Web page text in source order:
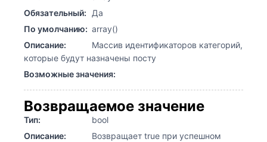
Обязательный:
Да
По умолчанию: array()
Описание:
Массив идентификаторов категорий,
которые будут назначены посту
Возможные значения:
Возвращаемое значение
Тип:
bool
Описание:
Возвращает true при успешном